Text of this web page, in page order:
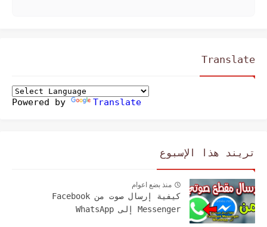
Translate
Powered by Translate
تريند هذا الإسبوع
منذ بضع اعوام
كيفية إرسال صوت من Facebook
Messenger إلى WhatsApp